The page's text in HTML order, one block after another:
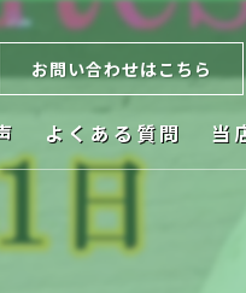
お問い合わせはこちら
よくある質問 当